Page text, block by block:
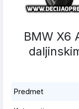
BMW X6
Predmet